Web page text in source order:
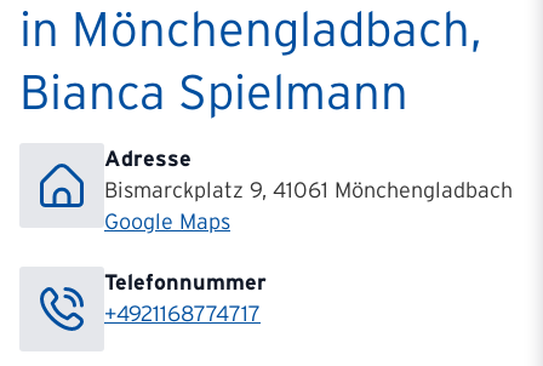
in Mönchengladbach,
Bianca Spielmann
Adresse
Bismarckplatz 9, 41061 Mönchengladbach
Google Maps
Telefonnummer
+4921168774717